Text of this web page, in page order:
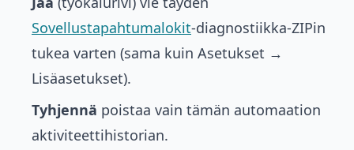
Sovellustapahtumalokit-diagnostiikka-ZIPin
tukea varten (sama kuin Asetukset →
Lisäasetukset).
Tyhjennä poistaa vain tämän automaation
aktiviteettihistorian.